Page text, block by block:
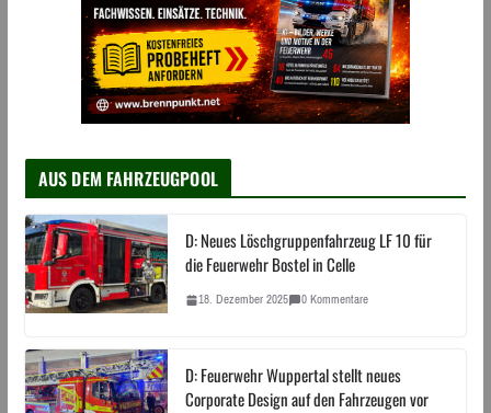
AUS DEM FAHRZEUGPOOL
D: Neues Löschgruppenfahrzeug LF 10 für
die Feuerwehr Bostel in Celle
18. Dezember 2025 0 Kommentare
D: Feuerwehr Wuppertal stellt neues
Corporate Design auf den Fahrzeugen vor